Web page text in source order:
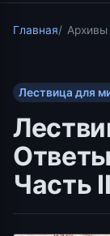
Главная Архивы
Лествица для
Часть II